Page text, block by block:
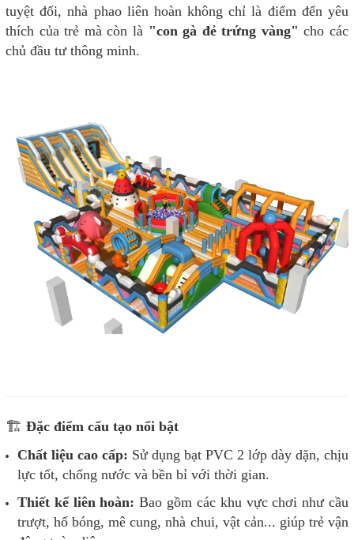
tuyệt đối, nhà phao liên hoàn không chỉ là điểm đến yêu
thích của trẻ mà còn là "con gà đẻ trứng vàng" cho các
chủ đầu tư thông minh.
🏗️ Đặc điểm cấu tạo nổi bật
Chất liệu cao cấp: Sử dụng bạt PVC 2 lớp dày dặn, chịu
lực tốt, chống nước và bền bỉ với thời gian.
Thiết kế liên hoàn: Bao gồm các khu vực chơi như cầu
trượt, hố bóng, mê cung, nhà chui, vật cản... giúp trẻ vận